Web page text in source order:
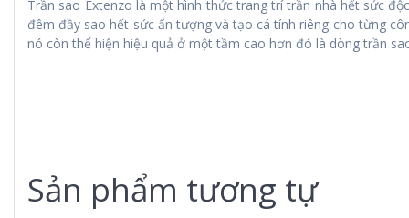
Trần sao Extenzo là một hình thức trang trí trần nhà hết sức
đêm đầy sao hết sức ấn tượng và tạo cá tính riêng cho từng
nó còn thể hiện hiệu quả ở một tầm cao hơn đó là dòng trần
Sản phẩm tương tự